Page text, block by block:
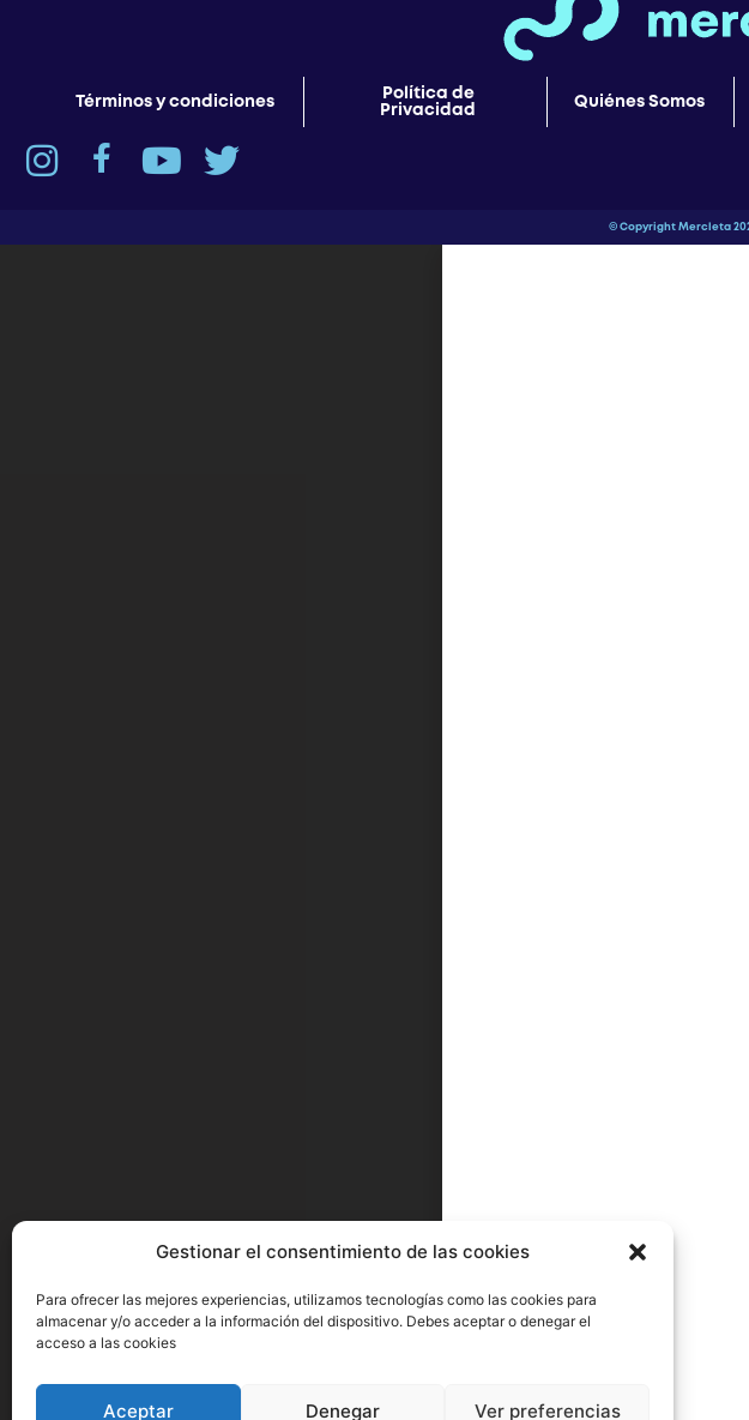
Gestionar el consentimiento de las cookies
Para ofrecer las mejores experiencias, utilizamos tecnologías como las cookies para
almacenar y/o acceder a la información del dispositivo. Debes aceptar o denegar el
acceso a las cookies
Aceptar Denegar Ver preferencias
Términos y condiciones
Política de
Privacidad
Quiénes Somos
© Copyright Mercleta